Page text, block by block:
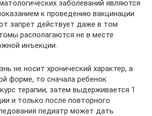
заболеваний являются
к проведению вакцинации
запрет действует даже в том
располагаются не в месте
инъекции.
не носит хронический характер, а
форме, то сначала ребенок
терапии, затем выдерживается 1
и только после повторного
педиатр может дать